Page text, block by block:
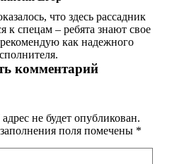
что здесь рассадник
к спецам – ребята знают свое
как надежного
комментарий
не будет опубликован.
поля помечены *